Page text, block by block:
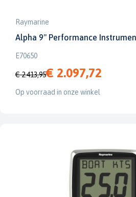
Raymarine
Alpha 9" Performance
E70650
€ 2.413,95€ 2.097,72
Op voorraad in onze winkel